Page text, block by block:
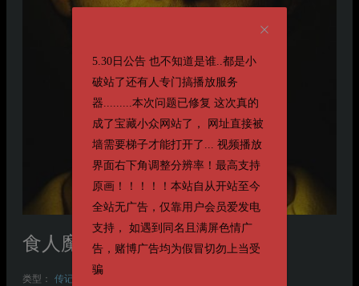
5.30日公告 也不知道是谁..都是小
破站了还有人专门搞播放服务
器.........本次问题已修复 这次真的
成了宝藏小众网站了， 网址直接被
墙需要梯子才能打开了... 视频播放
界面右下角调整分辨率！最高支持
原画！！！！！本站自从开站至今
全站无广告，仅靠用户会员爱发电
支持， 如遇到同名且满屏色情广
告，赌博广告均为假冒切勿上当受
骗
食人魔达莫 Monster: The Jeffrey Dahmer Story
类型： 传记